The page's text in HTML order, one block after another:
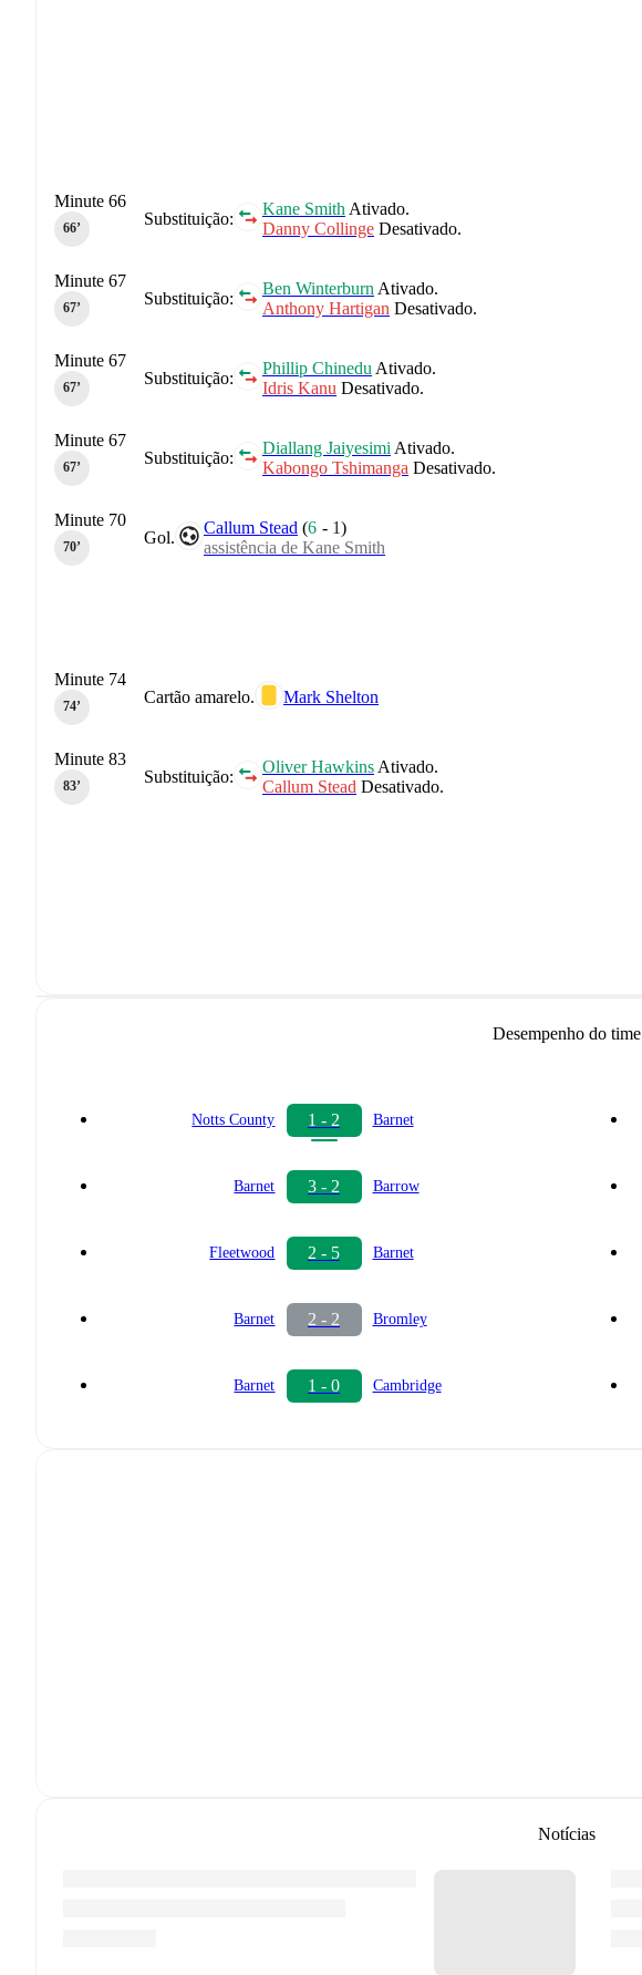
Substituição:
Kane Smith Ativado.
Danny Collinge Desativado.
Minute 66
66‎’‎
Substituição:
Ben Winterburn Ativado.
Anthony Hartigan Desativado.
Minute 67
67‎’‎
Substituição:
Phillip Chinedu Ativado.
Idris Kanu Desativado.
Minute 67
67‎’‎
Substituição:
Diallang Jaiyesimi Ativado.
Kabongo Tshimanga Desativado.
Minute 67
67‎’‎
Gol.
Callum Stead (6 - 1)
assistência de Kane Smith
Minute 70
70‎’‎
Cartão amarelo. Mark Shelton
Minute 74
74‎’‎
Substituição:
Oliver Hawkins Ativado.
Callum Stead Desativado.
Minute 83
83‎’‎
Desempenho do time
Notts County 1 - 2 Barnet
Barnet 3 - 2 Barrow
Fleetwood 2 - 5 Barnet
Barnet 2 - 2 Bromley
Barnet 1 - 0 Cambridge
Notícias